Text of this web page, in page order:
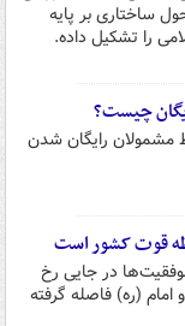
از نگاه تحول ساختاری بر پایه
را تشکیل داده.
چیست؟
رایگان شدن
قوت کشور است
در جایی رخ
امام (ره) فاصله گرفته